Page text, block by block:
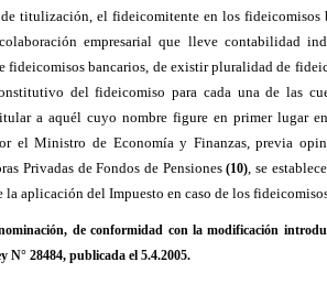
titulización, el fideicomitente en los fideicomisos
empresarial que lleve contabilidad
fideicomisos bancarios, de existir pluralidad de
del fideicomiso para cada una de las
a aquél cuyo nombre figure en primer lugar
el Ministro de Economía y Finanzas, previa
Privadas de Fondos de Pensiones(10) , se
la aplicación del Impuesto en caso de los
de conformidad con la modificación
N° 28484, publicada el 5.4.2005.